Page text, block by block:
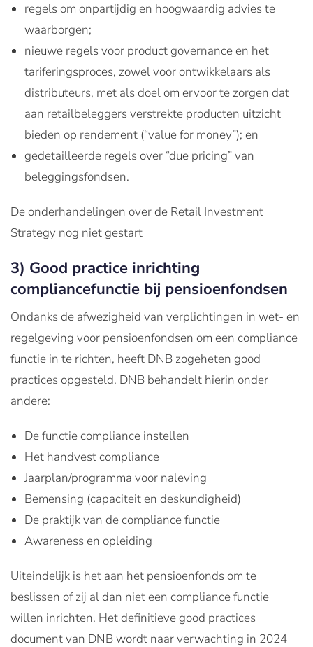
regels om onpartijdig en hoogwaardig advies te
waarborgen;
nieuwe regels voor product governance en het
tariferingsproces, zowel voor ontwikkelaars als
distributeurs, met als doel om ervoor te zorgen dat
aan retailbeleggers verstrekte producten uitzicht
bieden op rendement (“value for money”); en
gedetailleerde regels over “due pricing” van
beleggingsfondsen.
De onderhandelingen over de Retail Investment
Strategy nog niet gestart
3) Good practice inrichting
compliancefunctie bij pensioenfondsen
Ondanks de afwezigheid van verplichtingen in wet- en
regelgeving voor pensioenfondsen om een compliance
functie in te richten, heeft DNB zogeheten good
practices opgesteld. DNB behandelt hierin onder
andere:
De functie compliance instellen
Het handvest compliance
Jaarplan/programma voor naleving
Bemensing (capaciteit en deskundigheid)
De praktijk van de compliance functie
Awareness en opleiding
Uiteindelijk is het aan het pensioenfonds om te
beslissen of zij al dan niet een compliance functie
willen inrichten. Het definitieve good practices
document van DNB wordt naar verwachting in 2024